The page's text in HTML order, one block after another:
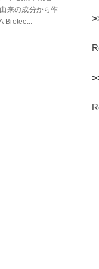
来の成分から作
Biotec...